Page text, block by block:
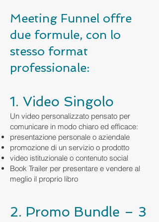
Meeting Funnel offre
due formule, con lo
stesso format
professionale:
1. Video Singolo
Un video personalizzato pensato per
comunicare in modo chiaro ed efficace:
presentazione personale o aziendale
promozione di un servizio o prodotto
video istituzionale o contenuto social
Book Trailer per presentare e vendere al
meglio il proprio libro
2. Promo Bundle – 3